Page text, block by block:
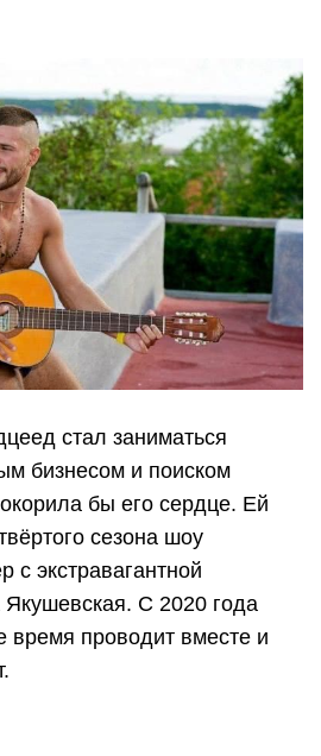
стал заниматься
бизнесом и поиском
бы его сердце. Ей
сезона шоу
с экстравагантной
С 2020 года
время проводит вместе и